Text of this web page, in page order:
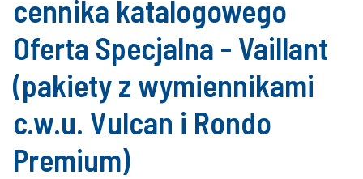
cennika katalogowego
Oferta Specjalna - Vaillant
(pakiety z wymiennikami
c.w.u. Vulcan i Rondo
Premium)